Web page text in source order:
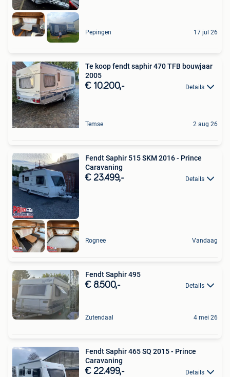
Pepingen 17 jul 26
Te koop fendt saphir 470 TFB bouwjaar
2005
€ 10.200,- Details
Temse 2 aug 26
Fendt Saphir 515 SKM 2016 - Prince
Caravaning
€ 23.499,- Details
Rognee Vandaag
Fendt Saphir 495
€ 8.500,- Details
Zutendaal 4 mei 26
Fendt Saphir 465 SQ 2015 - Prince
Caravaning
€ 22.499,- Details